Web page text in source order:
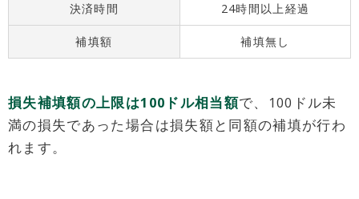
決済時間 24時間以上経過
補填額 補填無し
損失補填額の上限は100ドル相当額で、100ドル未
満の損失であった場合は損失額と同額の補填が行わ
れます。